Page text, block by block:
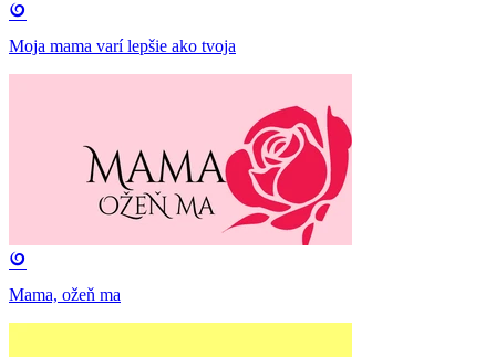
Moja mama varí lepšie ako tvoja
Mama, ožeň ma